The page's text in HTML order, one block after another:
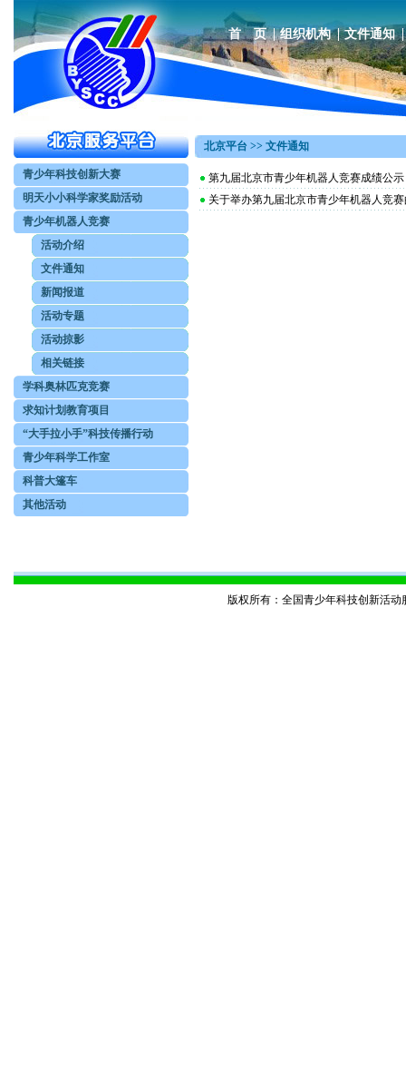
首 页 组织机构 文件通知
青少年科技创新大赛
明天小小科学家奖励活动
青少年机器人竞赛
活动介绍
文件通知
新闻报道
活动专题
活动掠影
相关链接
学科奥林匹克竞赛
求知计划教育项目
“大手拉小手”科技传播行动
青少年科学工作室
科普大篷车
其他活动
北京平台 >> 文件通知
第九届北京市青少年机器人竞赛成绩公示
关于举办第九届北京市青少年机器人竞
版权所有：全国青少年科技创新活